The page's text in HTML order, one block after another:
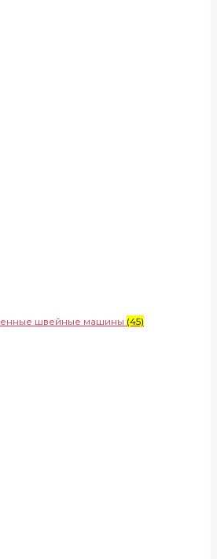
швейные машины (45)